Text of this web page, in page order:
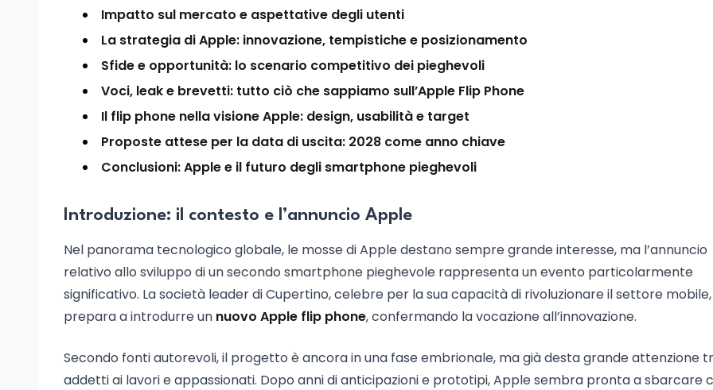
Impatto sul mercato e aspettative degli utenti
La strategia di Apple: innovazione, tempistiche e posizionamento
Sfide e opportunità: lo scenario competitivo dei pieghevoli
Voci, leak e brevetti: tutto ciò che sappiamo sull’Apple Flip Phone
Il flip phone nella visione Apple: design, usabilità e target
Proposte attese per la data di uscita: 2028 come anno chiave
Conclusioni: Apple e il futuro degli smartphone pieghevoli
Introduzione: il contesto e l’annuncio Apple
Nel panorama tecnologico globale, le mosse di Apple destano sempre grande interesse, ma l’annuncio
relativo allo sviluppo di un secondo smartphone pieghevole rappresenta un evento particolarmente
significativo. La società leader di Cupertino, celebre per la sua capacità di rivoluzionare il settore mobile,
prepara a introdurre un nuovo Apple flip phone, confermando la vocazione all’innovazione.
Secondo fonti autorevoli, il progetto è ancora in una fase embrionale, ma già desta grande attenzione
addetti ai lavori e appassionati. Dopo anni di anticipazioni e prototipi, Apple sembra pronta a sbarcare